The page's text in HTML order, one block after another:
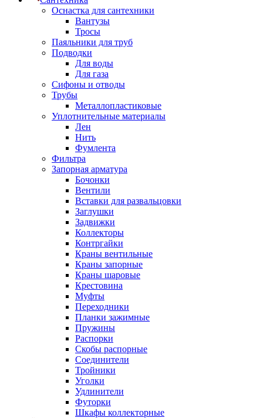
Оснастка для сантехники
Вантузы
Тросы
Паяльники для труб
Подводки
Для воды
Для газа
Сифоны и отводы
Трубы
Металлопластиковые
Уплотнительные материалы
Лен
Нить
Фумлента
Фильтра
Запорная арматура
Бочонки
Вентили
Вставки для развальцовки
Заглушки
Задвижки
Коллекторы
Контргайки
Краны вентильные
Краны запорные
Краны шаровые
Крестовина
Муфты
Переходники
Планки зажимные
Пружины
Распорки
Скобы распорные
Соединители
Тройники
Уголки
Удлинители
Футорки
Шкафы коллекторные